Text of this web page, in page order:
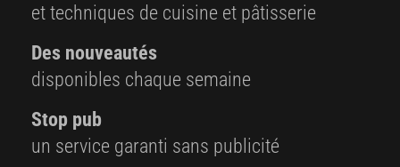
et techniques de cuisine et pâtisserie
Des nouveautés
disponibles chaque semaine
Stop pub
un service garanti sans publicité